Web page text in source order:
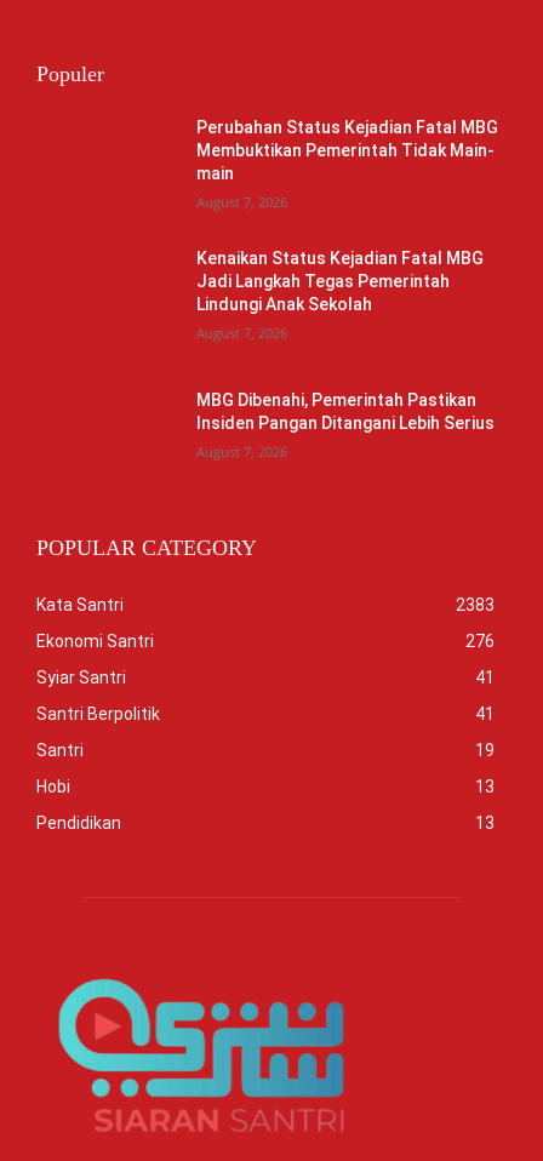
Populer
Perubahan Status Kejadian Fatal MBG
Membuktikan Pemerintah Tidak Main-
main
August 7, 2026
Kenaikan Status Kejadian Fatal MBG
Jadi Langkah Tegas Pemerintah
Lindungi Anak Sekolah
August 7, 2026
MBG Dibenahi, Pemerintah Pastikan
Insiden Pangan Ditangani Lebih Serius
August 7, 2026
POPULAR CATEGORY
Kata Santri
2383
Ekonomi Santri
276
Syiar Santri
41
Santri Berpolitik
41
Santri
19
Hobi
13
Pendidikan
13